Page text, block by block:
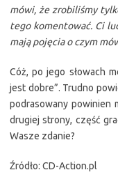
mówi, że zrobiliśmy
tego komentować. Ci
mają pojęcia o czym
Cóż, po jego słowach
jest dobre”. Trudno
podrasowany powinien
drugiej strony, część
Wasze zdanie?
Źródło: CD-Action.pl